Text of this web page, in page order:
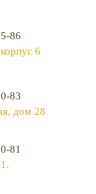
86
6
83
дом 28
81